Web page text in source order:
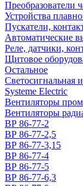
Преобразователи
Устройства
Пускатели,
Автоматические
Реле, датчики,
Щитовое
Остальное
Светосигнальная
Systeme Electric
Вентиляторы
Вентиляторы
ВР 86-77-2
ВР 86-77-2,5
ВР 86-77-3,15
ВР 86-77-4
ВР 86-77-5
ВР 86-77-6,3